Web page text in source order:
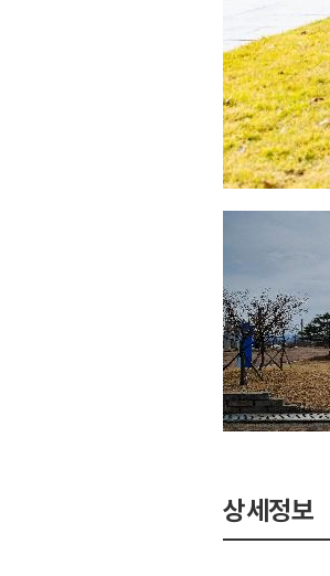
상세정보